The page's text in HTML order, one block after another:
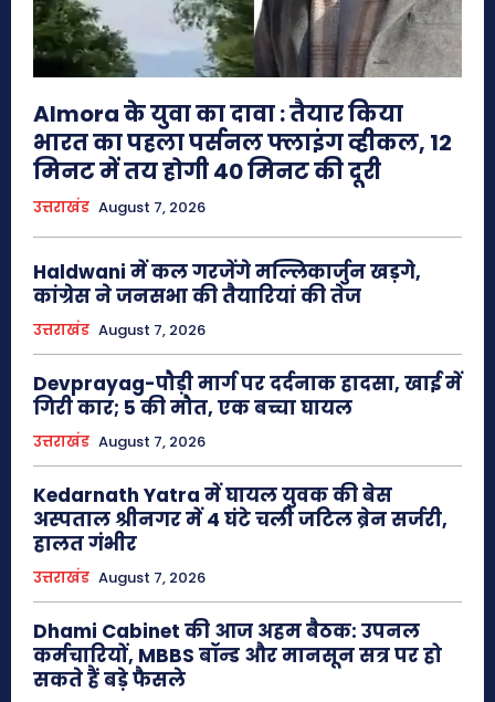
Almora के युवा का दावा : तैयार किया
भारत का पहला पर्सनल फ्लाइंग व्हीकल, 12
मिनट में तय होगी 40 मिनट की दूरी
उत्तराखंड August 7, 2026
Haldwani में कल गरजेंगे मल्लिकार्जुन खड़गे,
कांग्रेस ने जनसभा की तैयारियां की तेज
उत्तराखंड August 7, 2026
Devprayag-पौड़ी मार्ग पर दर्दनाक हादसा, खाई में
गिरी कार; 5 की मौत, एक बच्चा घायल
उत्तराखंड August 7, 2026
Kedarnath Yatra में घायल युवक की बेस
अस्पताल श्रीनगर में 4 घंटे चली जटिल ब्रेन सर्जरी,
हालत गंभीर
उत्तराखंड August 7, 2026
Dhami Cabinet की आज अहम बैठक: उपनल
कर्मचारियों, MBBS बॉन्ड और मानसून सत्र पर हो
सकते हैं बड़े फैसले